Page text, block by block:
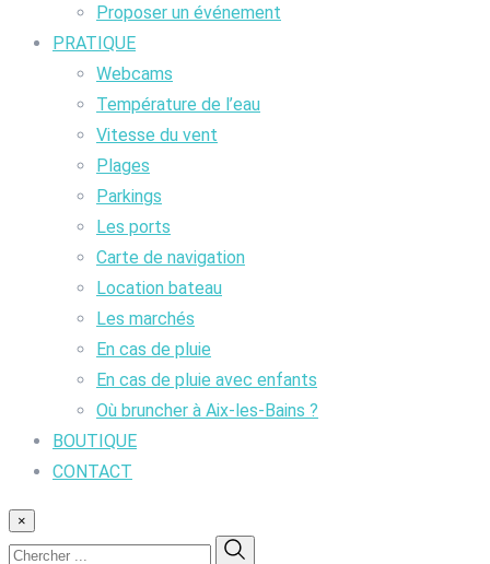
Proposer un événement
PRATIQUE
Webcams
Température de l’eau
Vitesse du vent
Plages
Parkings
Les ports
Carte de navigation
Location bateau
Les marchés
En cas de pluie
En cas de pluie avec enfants
Où bruncher à Aix-les-Bains ?
BOUTIQUE
CONTACT
×